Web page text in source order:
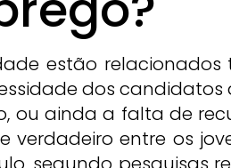
estão
dos
ou ainda a falta de
verdadeiro entre os